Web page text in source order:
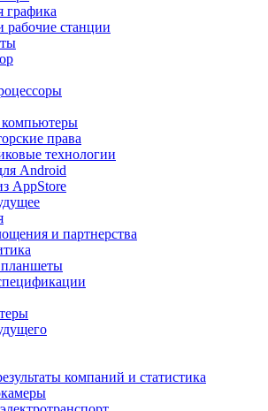
графика
станции
права
технологии
Android
AppStore
и партнерства
компаний и статистика